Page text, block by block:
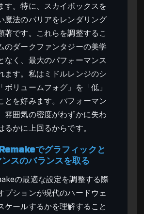
す。特に、スカイボックスを
魔法のバリアをレンダリング
著です。これらを調整するこ
のダークファンタジーの美学
なく、最大のパフォーマンス
ます。私はミドルレンジのシ
ボリュームフォグ」を「低」
とを好みます。パフォーマン
雰囲気の密度がわずかに失わ
るかに上回るからです。
でグラフィックと
スのバランスを取る
の最適な設定を調整する際
プションが現代のハードウェ
ケールするかを理解すること